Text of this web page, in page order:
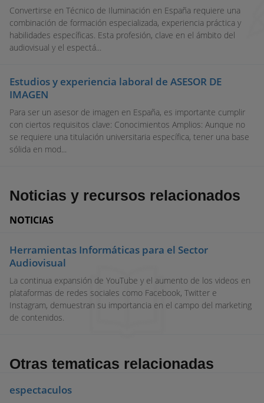
Convertirse en Técnico de Iluminación en España requiere una
combinación de formación especializada, experiencia práctica y
habilidades específicas. Esta profesión, clave en el ámbito del
audiovisual y el espectá...
Estudios y experiencia laboral de ASESOR DE
IMAGEN
Para ser un asesor de imagen en España, es importante cumplir
con ciertos requisitos clave: Conocimientos Amplios: Aunque no
se requiere una titulación universitaria específica, tener una base
sólida en mod...
Noticias y recursos relacionados
NOTICIAS
Herramientas Informáticas para el Sector
Audiovisual
La continua expansión de YouTube y el aumento de los videos en
plataformas de redes sociales como Facebook, Twitter e
Instagram, demuestran su importancia en el campo del marketing
de contenidos.
Otras tematicas relacionadas
espectaculos